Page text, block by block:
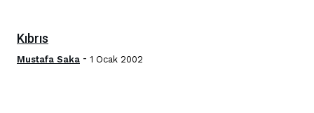
Kıbrıs
Mustafa Saka - 1 Ocak 2002